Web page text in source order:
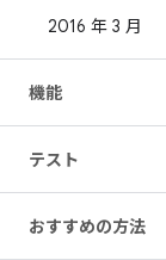
2016 年 3 月
機能
テスト
おすすめの方法